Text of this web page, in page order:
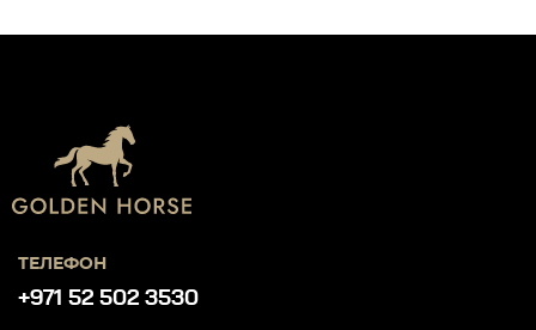
ТЕЛЕФОН
+971 52 502 3530